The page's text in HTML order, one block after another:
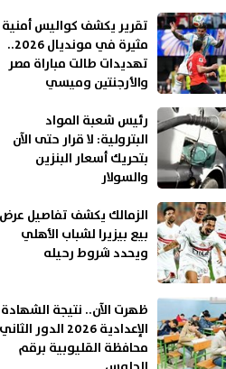
تقرير يكشف كواليس أمنية
مثيرة في مونديال 2026..
تهديدات طالت مباراة مصر
والأرجنتين وميسي
رئيس شعبة المواد
البترولية: لا قرار حتى الآن
بتحريك أسعار البنزين
والسولار
الزمالك يكشف تفاصيل عرض
بيع بيزيرا لشباب الأهلي
ويحدد شروط رحيله
ظهرت الآن.. نتيجة الشهادة
الإعدادية 2026 الدور الثاني
محافظة القليوبية برقم